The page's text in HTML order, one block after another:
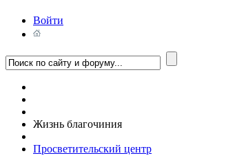
Войти
Жизнь благочиния
Просветительский центр